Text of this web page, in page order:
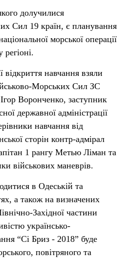
долучилися
Сил 19 країн, є планування
морської операції
відкриття навчання взяли
Морських Сил ЗС
Воронченко, заступник
державної адміністрації
навчання від
сторін контр-адмірал
1 рангу Метью Ліман та
військових маневрів.
в Одеській та
а також на визначених
Західної частини
українсько-
“Сі Бриз - 2018” буде
повітряного та